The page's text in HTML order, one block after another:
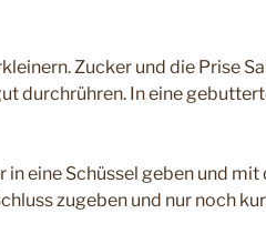
Zucker und die Prise
durchrühren. In eine
eine Schüssel geben und
zugeben und nur noch